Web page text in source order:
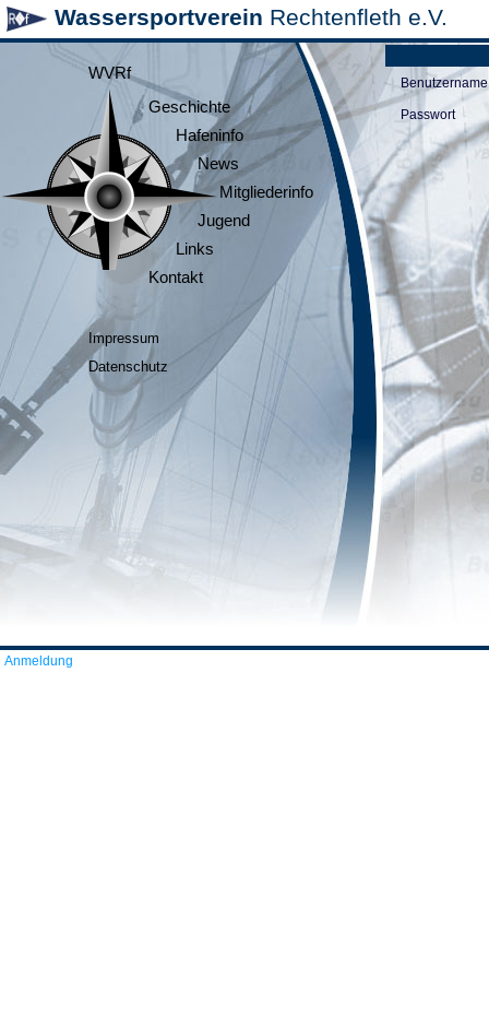
Wassersportverein Rechtenfleth e.V.
WVRf
Geschichte
Hafeninfo
News
Mitgliederinfo
Jugend
Links
Kontakt
Impressum
Datenschutz
Benutzername
Passwort
Anmeldung